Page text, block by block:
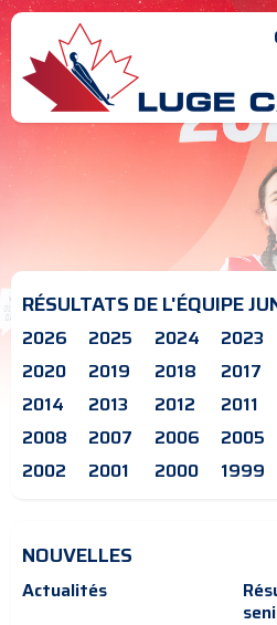
RÉSULTATS DE L'ÉQUIPE
2026 2025 2024 2023
2020
2019 2018 2017
2014
2013 2012 2011
2008
2007 2006 2005
2002
2001 2000 1999
NOUVELLES
Actualités